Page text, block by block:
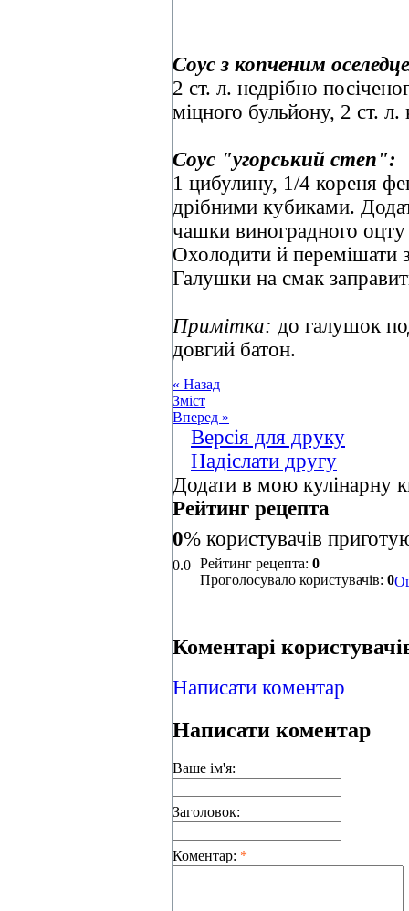
Соус з копченим
2 ст. л. недрібно
міцного бульйону, 2 ст.
Соус "угорський степ":
1 цибулину, 1/4 кореня
дрібними кубиками.
чашки виноградного
Охолодити й перемішати
Галушки на смак
Примітка: до галушок
довгий батон.
« Назад
Зміст
Вперед »
Версія для друку
Надіслати другу
Додати в мою кулінарну
Рейтинг рецепта
0% користувачів
0.0 Рейтинг рецепта: 0
Проголосувало користувачів: 0
Коментарі
Написати коментар
Написати коментар
Ваше ім'я:
Заголовок:
Коментар: *